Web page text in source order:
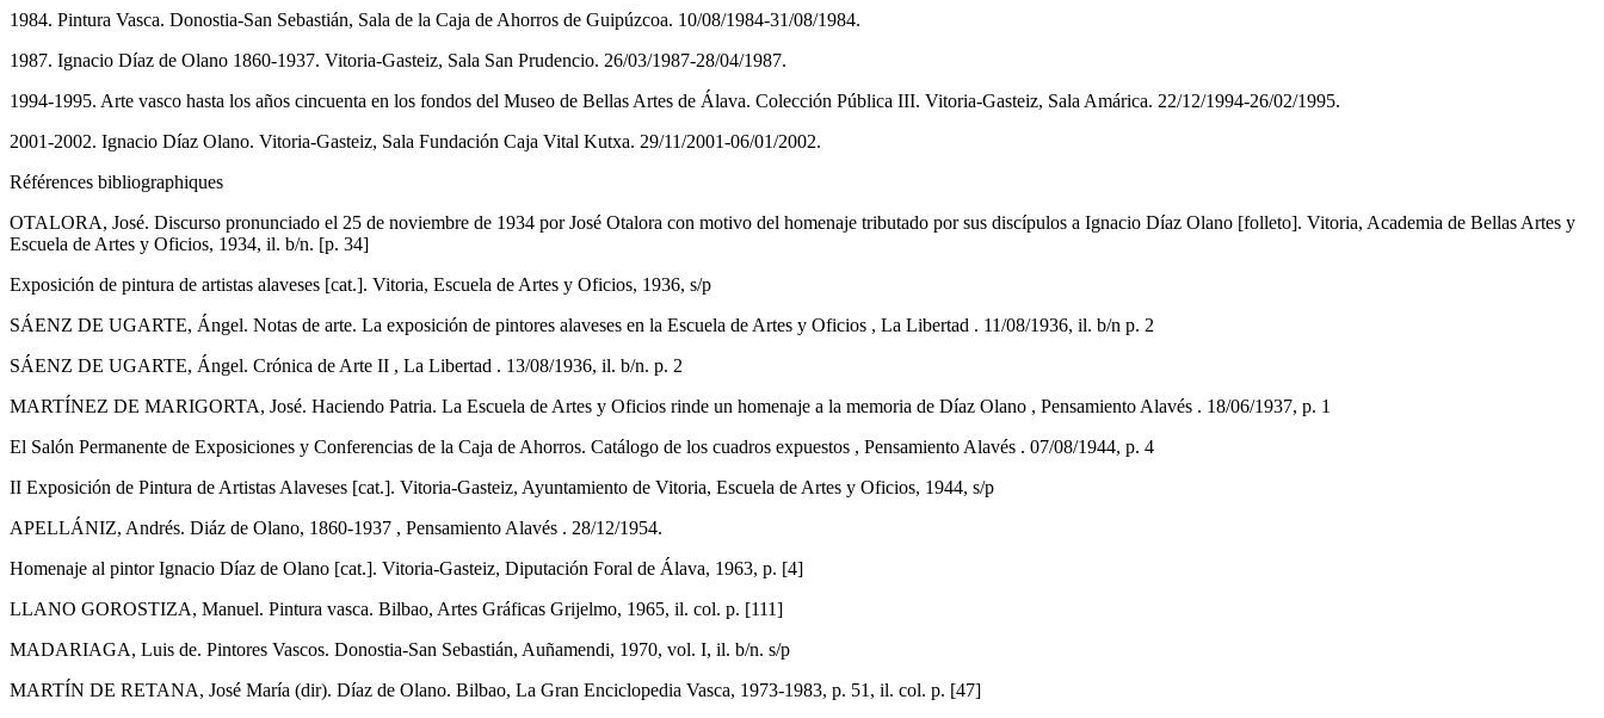
1984. Pintura Vasca. Donostia-San Sebastián, Sala de la Caja de Ahorros de Guipúzcoa. 10/08/1984-31/08/1984.
1987. Ignacio Díaz de Olano 1860-1937. Vitoria-Gasteiz, Sala San Prudencio. 26/03/1987-28/04/1987.
1994-1995. Arte vasco hasta los años cincuenta en los fondos del Museo de Bellas Artes de Álava. Colección Pública III. Vitoria-Gasteiz, Sala Amárica. 22/12/1994-26/02/1995.
2001-2002. Ignacio Díaz Olano. Vitoria-Gasteiz, Sala Fundación Caja Vital Kutxa. 29/11/2001-06/01/2002.
Références bibliographiques
OTALORA, José. Discurso pronunciado el 25 de noviembre de 1934 por José Otalora con motivo del homenaje tributado por sus discípulos a Ignacio Díaz Olano [folleto]. Vitoria, Academia de Bellas Artes y
Escuela de Artes y Oficios, 1934, il. b/n. [p. 34]
Exposición de pintura de artistas alaveses [cat.]. Vitoria, Escuela de Artes y Oficios, 1936, s/p
SÁENZ DE UGARTE, Ángel. Notas de arte. La exposición de pintores alaveses en la Escuela de Artes y Oficios , La Libertad . 11/08/1936, il. b/n p. 2
SÁENZ DE UGARTE, Ángel. Crónica de Arte II , La Libertad . 13/08/1936, il. b/n. p. 2
MARTÍNEZ DE MARIGORTA, José. Haciendo Patria. La Escuela de Artes y Oficios rinde un homenaje a la memoria de Díaz Olano , Pensamiento Alavés . 18/06/1937, p. 1
El Salón Permanente de Exposiciones y Conferencias de la Caja de Ahorros. Catálogo de los cuadros expuestos , Pensamiento Alavés . 07/08/1944, p. 4
II Exposición de Pintura de Artistas Alaveses [cat.]. Vitoria-Gasteiz, Ayuntamiento de Vitoria, Escuela de Artes y Oficios, 1944, s/p
APELLÁNIZ, Andrés. Diáz de Olano, 1860-1937 , Pensamiento Alavés . 28/12/1954.
Homenaje al pintor Ignacio Díaz de Olano [cat.]. Vitoria-Gasteiz, Diputación Foral de Álava, 1963, p. [4]
LLANO GOROSTIZA, Manuel. Pintura vasca. Bilbao, Artes Gráficas Grijelmo, 1965, il. col. p. [111]
MADARIAGA, Luis de. Pintores Vascos. Donostia-San Sebastián, Auñamendi, 1970, vol. I, il. b/n. s/p
MARTÍN DE RETANA, José María (dir). Díaz de Olano. Bilbao, La Gran Enciclopedia Vasca, 1973-1983, p. 51, il. col. p. [47]